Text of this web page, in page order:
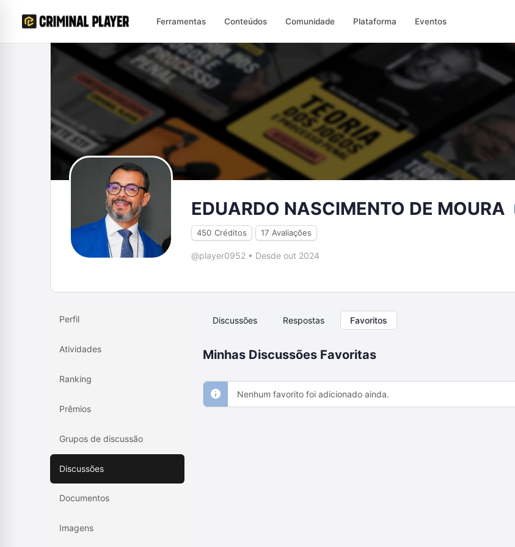
Ferramentas Conteúdos Comunidade Plataforma Eventos
EDUARDO NASCIMENTO DE MOURA
450 Créditos 17 Avaliações
@player0952 • Desde out 2024
Perfil
Atividades
Ranking
Prêmios
Grupos de discussão
Discussões
Documentos
Imagens
Discussões Respostas Favoritos
Minhas Discussões Favoritas
Nenhum favorito foi adicionado ainda.